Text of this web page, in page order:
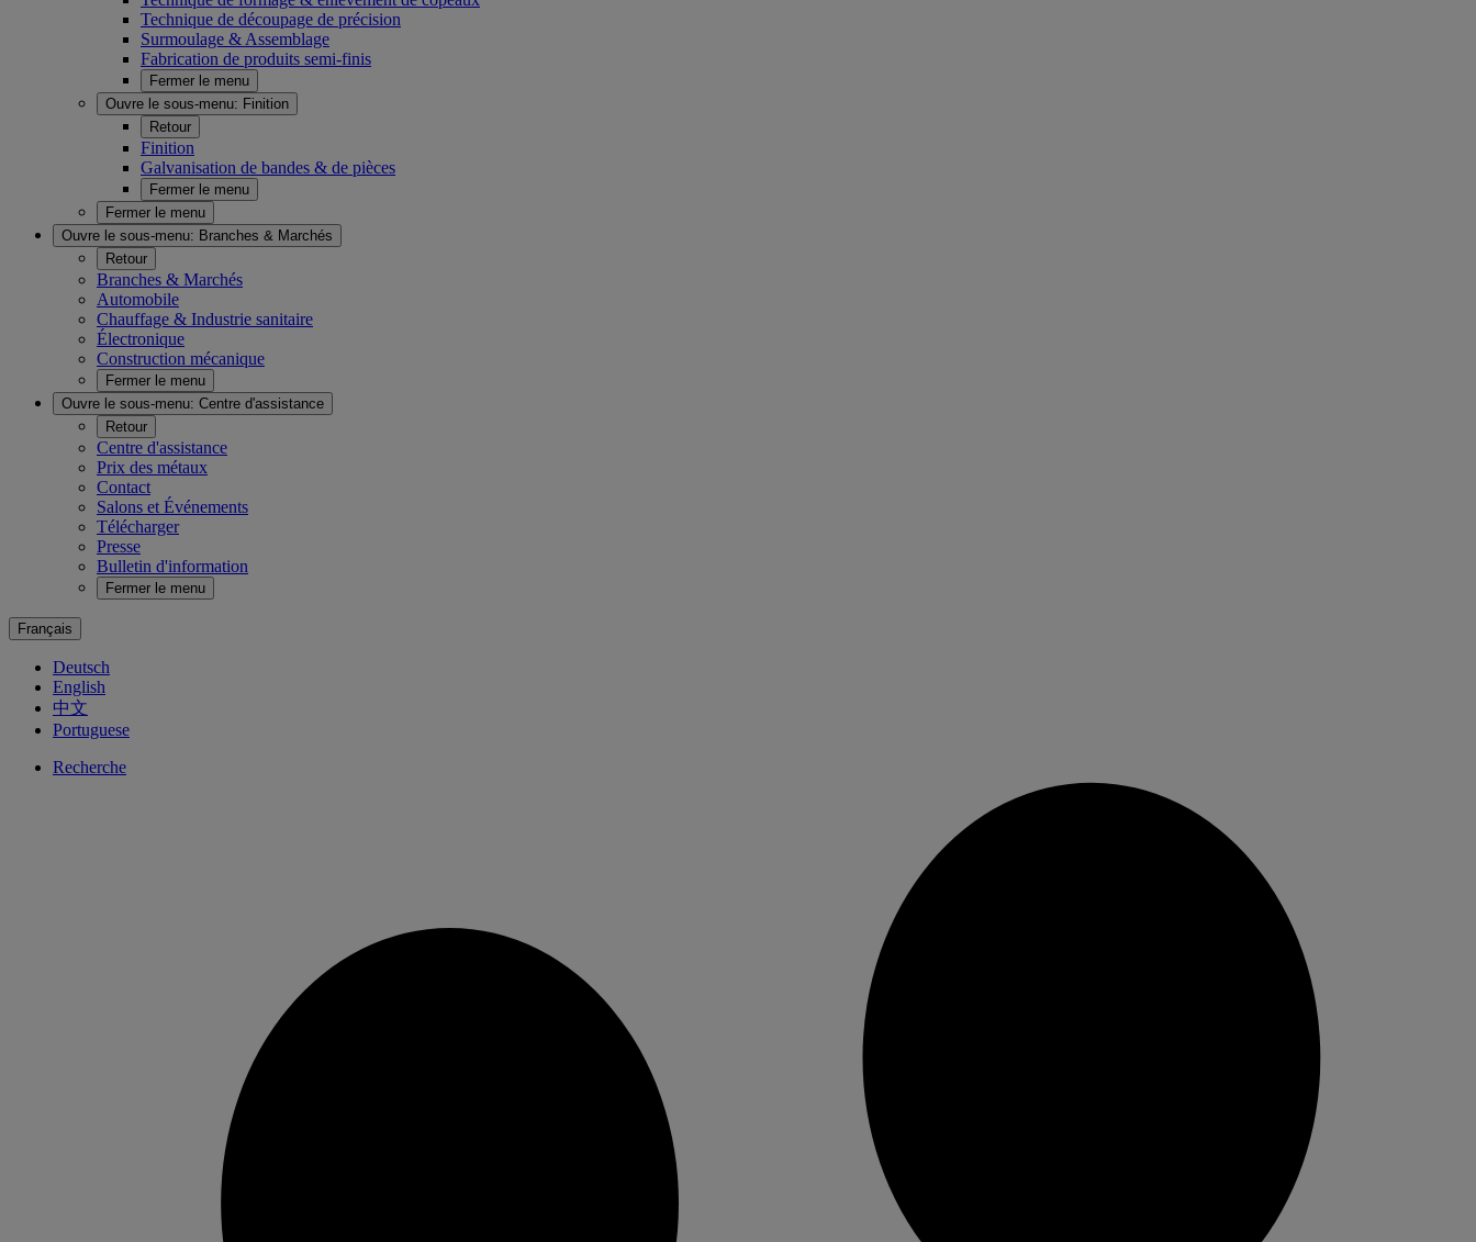
Technique de découpage de précision
Surmoulage & Assemblage
Fabrication de produits semi-finis
Fermer le menu
Ouvre le sous-menu: Finition
Retour
Finition
Galvanisation de bandes & de pièces
Fermer le menu
Fermer le menu
Ouvre le sous-menu: Branches & Marchés
Retour
Branches & Marchés
Automobile
Chauffage & Industrie sanitaire
Électronique
Construction mécanique
Fermer le menu
Ouvre le sous-menu: Centre d'assistance
Retour
Centre d'assistance
Prix des métaux
Contact
Salons et Événements
Télécharger
Presse
Bulletin d'information
Fermer le menu
Français
Deutsch
English
中文
Portuguese
Recherche